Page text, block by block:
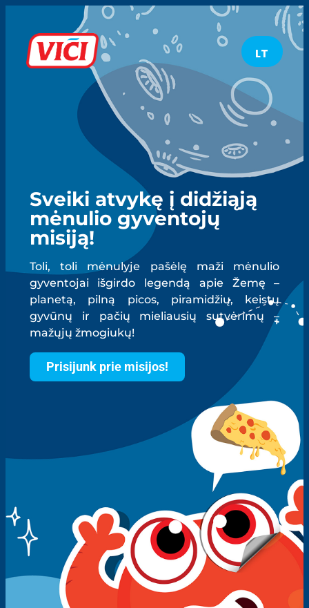
LT
EN
DE
Sveiki atvykę į didžiąją
mėnulio gyventojų
misiją!
Toli, toli mėnulyje pašėlę maži mėnulio
gyventojai išgirdo legendą apie Žemę –
planetą, pilną picos, piramidžių, keistų
gyvūnų ir pačių mieliausių sutvėrimų –
mažųjų žmogiukų!
Prisijunk prie misijos!